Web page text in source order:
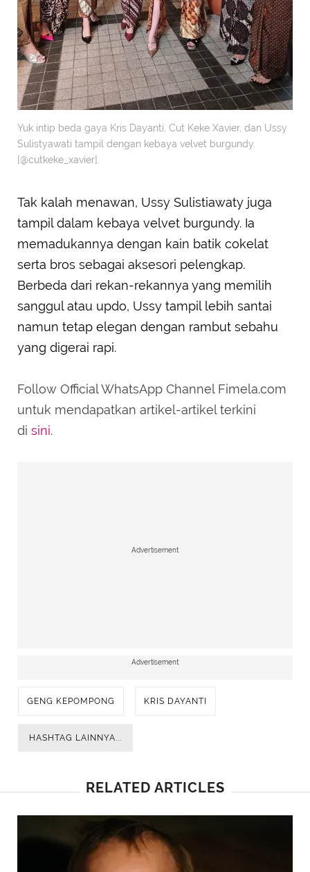
Yuk intip beda gaya Kris Dayanti, Cut Keke Xavier, dan Ussy
Sulistyawati tampil dengan kebaya velvet burgundy.
[@cutkeke_xavier].
Tak kalah menawan, Ussy Sulistiawaty juga
tampil dalam kebaya velvet burgundy. Ia
memadukannya dengan kain batik cokelat
serta bros sebagai aksesori pelengkap.
Berbeda dari rekan-rekannya yang memilih
sanggul atau updo, Ussy tampil lebih santai
namun tetap elegan dengan rambut sebahu
yang digerai rapi.
Follow Official WhatsApp Channel Fimela.com
untuk mendapatkan artikel-artikel terkini
di sini.
Advertisement
Advertisement
GENG KEPOMPONG KRIS DAYANTI
HASHTAG LAINNYA...
RELATED ARTICLES